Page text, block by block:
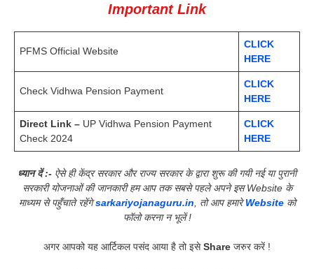
Important Link
PFMS Official Website
CLICK
HERE
Check Vidhwa Pension Payment
CLICK
HERE
Direct Link – UP Vidhwa Pension Payment
Check 2024
CLICK
HERE
ध्यान दें :- ऐसे ही केंद्र सरकार और राज्य सरकार के द्वारा शुरू की गयी नई या पुरानी
सरकारी योजनाओं की जानकारी हम आप तक सबसे पहले अपने इस Website के
माध्यम से पहुँचाते रहेंगेsarkariyojanaguru.in , तो आप हमारेWebsiteको
फॉलो करना न भूलें !
अगर आपको यह आर्टिकल पसंद आया है तो इसेShare जरुर करें !